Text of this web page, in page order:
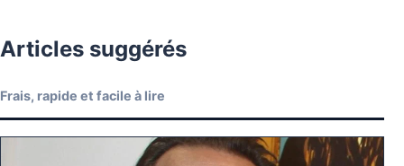
Articles suggérés
Frais, rapide et facile à lire